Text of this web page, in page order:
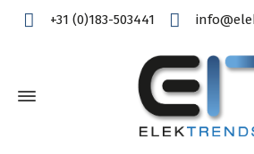
+31 (0)183-503441